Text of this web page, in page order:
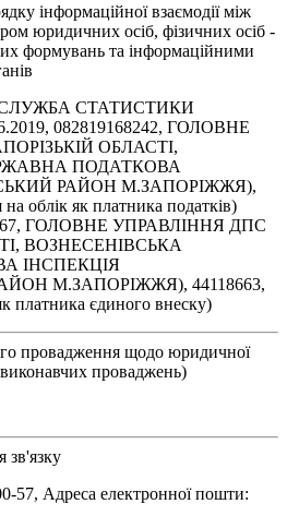
інформаційної взаємодії між
юридичних осіб, фізичних осіб -
формувань та інформаційними
СЛУЖБА СТАТИСТИКИ
082819168242, ГОЛОВНЕ
ОБЛАСТІ,
ПОДАТКОВА
РАЙОН М.ЗАПОРІЖЖЯ),
облік як платника податків)
ГОЛОВНЕ УПРАВЛІННЯ ДПС
ВОЗНЕСЕНІВСЬКА
ІНСПЕКЦІЯ
М.ЗАПОРІЖЖЯ), 44118663,
платника єдиного внеску)
провадження щодо юридичної
проваджень)
зв'язку
57, Адреса електронної пошти: